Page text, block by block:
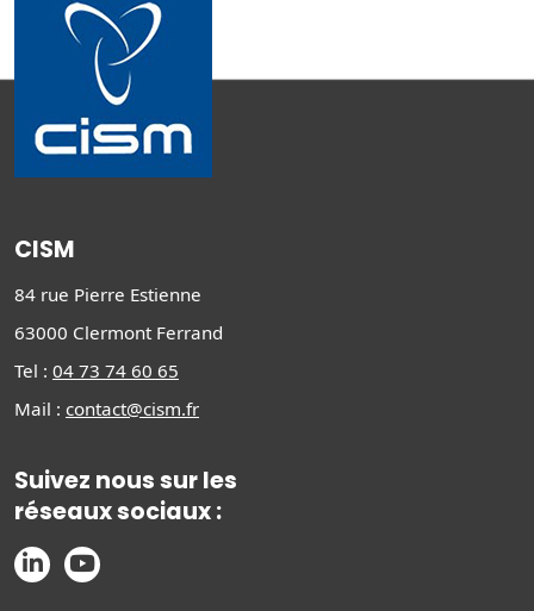
CISM
84 rue Pierre Estienne
63000 Clermont Ferrand
Tel : 04 73 74 60 65
Mail : contact@cism.fr
Suivez nous sur les
réseaux sociaux :